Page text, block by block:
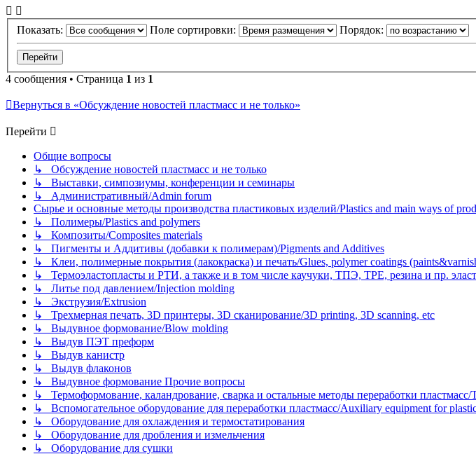
Показать: Поле сортировки: Порядок:
4 сообщения • Страница 1 из 1
Вернуться в «Обсуждение новостей пластмасс и не только»
Перейти
Общие вопросы
↳ Обсуждение новостей пластмасс и не только
↳ Выставки, симпозиумы, конференции и семинары
↳ Административный/Admin forum
Сырье и основные методы производства пластиковых изделий/Plastics and main ways of
↳ Полимеры/Plastics and polymers
↳ Композиты/Сomposites materials
↳ Пигменты и Аддитивы (добавки к полимерам)/Pigments and Additives
↳ Клеи, полимерные покрытия (лакокраска) и печать/Glues, polymer coatings
↳ Термоэластопласты и РТИ, а также и в том числе каучуки, ТПЭ, TPE, резина и пр.
↳ Литье под давлением/Injection molding
↳ Экструзия/Extrusion
↳ Трехмерная печать, 3D принтеры, 3D сканирование/3D printing, 3D scanning, etc
↳ Выдувное формование/Blow molding
↳ Выдув ПЭТ преформ
↳ Выдув канистр
↳ Выдув флаконов
↳ Выдувное формование Прочие вопросы
↳ Термоформование, каландрование, сварка и остальные методы переработки
↳ Вспомогательное оборудование для переработки пластмасс/Auxiliary equipment for
↳ Оборудование для охлаждения и термостатирования
↳ Оборудование для дробления и измельчения
↳ Оборудование для сушки